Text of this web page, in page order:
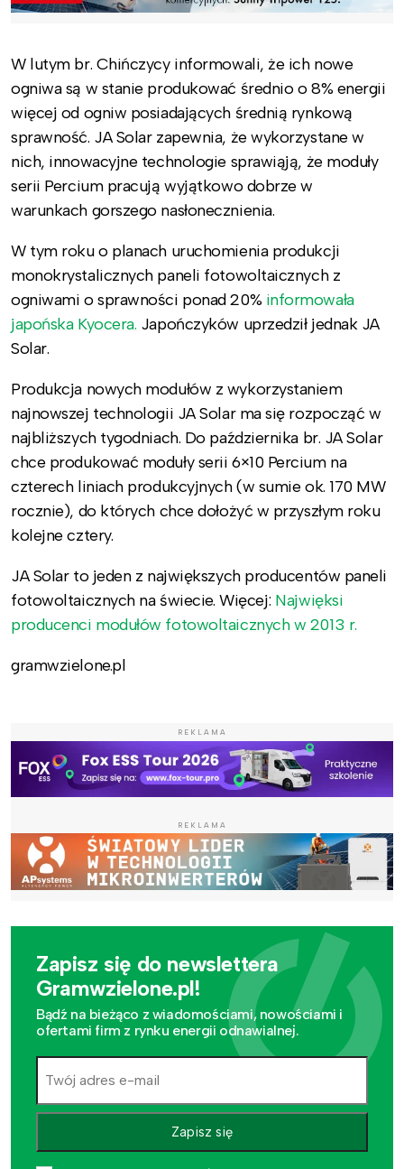
W lutym br. Chińczycy informowali, że ich nowe
ogniwa są w stanie produkować średnio o 8% energii
więcej od ogniw posiadających średnią rynkową
sprawność. JA Solar zapewnia, że wykorzystane w
nich, innowacyjne technologie sprawiąją, że moduły
serii Percium pracują wyjątkowo dobrze w
warunkach gorszego nasłonecznienia.
W tym roku o planach uruchomienia produkcji
monokrystalicznych paneli fotowoltaicznych z
ogniwami o sprawności ponad 20% informowała
japońska Kyocera. Japończyków uprzedził jednak JA
Solar.
Produkcja nowych modułów z wykorzystaniem
najnowszej technologii JA Solar ma się rozpocząć w
najbliższych tygodniach. Do października br. JA Solar
chce produkować moduły serii 6×10 Percium na
czterech liniach produkcyjnych (w sumie ok. 170 MW
rocznie), do których chce dołożyć w przyszłym roku
kolejne cztery.
JA Solar to jeden z największych producentów paneli
fotowoltaicznych na świecie. Więcej: Najwięksi
producenci modułów fotowoltaicznych w 2013 r.
gramwzielone.pl
REKLAMA
REKLAMA
Zapisz się do newslettera
Gramwzielone.pl!
Bądź na bieżąco z wiadomościami, nowościami i
ofertami firm z rynku energii odnawialnej.
Zapisz się